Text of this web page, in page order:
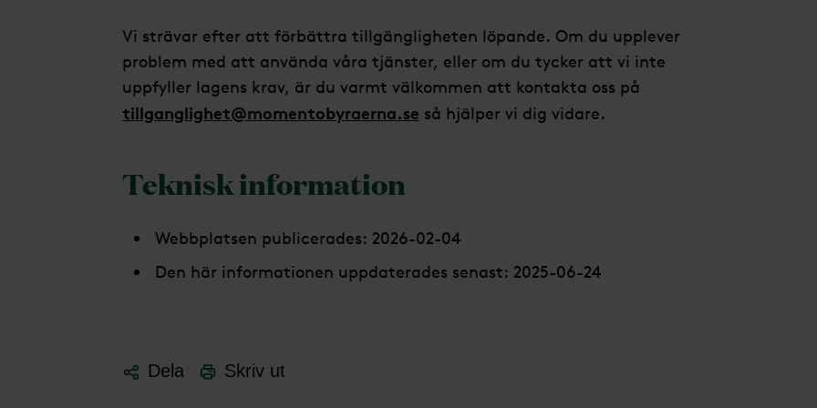
Vi strävar efter att förbättra tillgängligheten löpande. Om du upplever
problem med att använda våra tjänster, eller om du tycker att vi inte
uppfyller lagens krav, är du varmt välkommen att kontakta oss på
tillganglighet@momentobyraerna.se så hjälper vi dig vidare.
Teknisk information
Webbplatsen publicerades: 2026-02-04
Den här informationen uppdaterades senast: 2025-06-24
Dela Skriv ut